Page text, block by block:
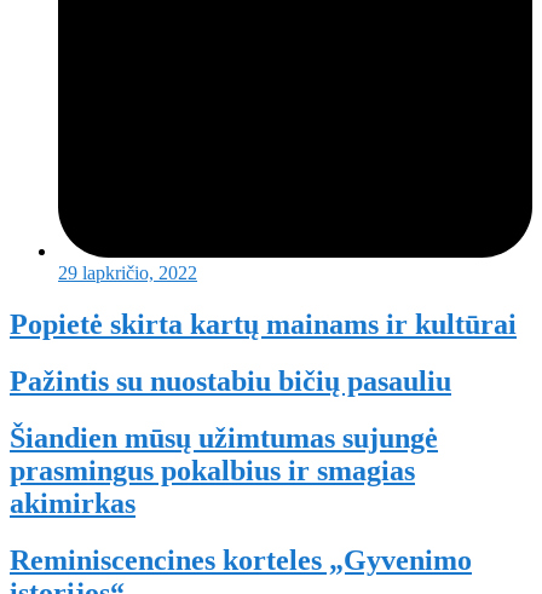
29 lapkričio, 2022
Popietė skirta kartų mainams ir kultūrai
Pažintis su nuostabiu bičių pasauliu
Šiandien mūsų užimtumas sujungė
prasmingus pokalbius ir smagias
akimirkas
Reminiscencines korteles „Gyvenimo